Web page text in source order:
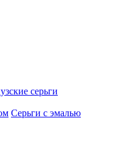
серьги
Серьги с эмалью